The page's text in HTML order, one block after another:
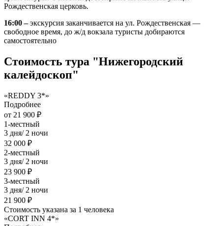
Рождественская церковь.
16:00 –экскурсия заканчивается на ул. Рождественская —
свободное время, до ж/д вокзала туристы добираются
самостоятельно
Стоимость тура "Нижегородский
калейдоскоп"
«REDDY 3*»
Подробнее
от 21 900 ₽
1-местный
3 дня/ 2 ночи
32 000 ₽
2-местный
3 дня/ 2 ночи
23 900 ₽
3-местный
3 дня/ 2 ночи
21 900 ₽
Стоимость указана за 1 человека
«CORT INN 4*»